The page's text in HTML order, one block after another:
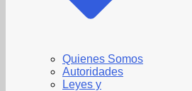
Quienes Somos
Autoridades
Leyes y